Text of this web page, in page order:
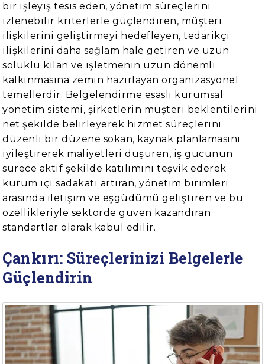
bir işleyiş tesis eden, yönetim süreçlerini
izlenebilir kriterlerle güçlendiren, müşteri
ilişkilerini geliştirmeyi hedefleyen, tedarikçi
ilişkilerini daha sağlam hale getiren ve uzun
soluklu kılan ve işletmenin uzun dönemli
kalkınmasına zemin hazırlayan organizasyonel
temellerdir. Belgelendirme esaslı kurumsal
yönetim sistemi, şirketlerin müşteri beklentilerini
net şekilde belirleyerek hizmet süreçlerini
düzenli bir düzene sokan, kaynak planlamasını
iyileştirerek maliyetleri düşüren, iş gücünün
sürece aktif şekilde katılımını teşvik ederek
kurum içi sadakati artıran, yönetim birimleri
arasında iletişim ve eşgüdümü geliştiren ve bu
özellikleriyle sektörde güven kazandıran
standartlar olarak kabul edilir.
Çankırı: Süreçlerinizi Belgelerle
Güçlendirin